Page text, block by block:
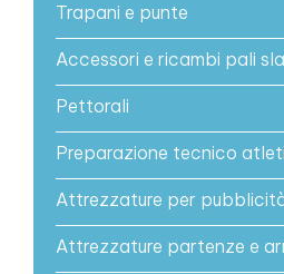
Trapani e punte
Accessori e ricambi pali
Pettorali
Preparazione tecnico
Attrezzature per
Attrezzature partenze e